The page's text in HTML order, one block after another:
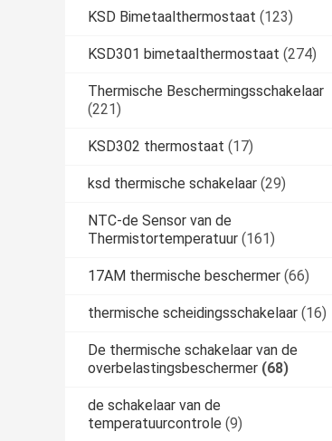
KSD Bimetaalthermostaat (123)
KSD301 bimetaalthermostaat (274)
Thermische Beschermingsschakelaar
(221)
KSD302 thermostaat (17)
ksd thermische schakelaar (29)
NTC-de Sensor van de
Thermistortemperatuur (161)
17AM thermische beschermer (66)
thermische scheidingsschakelaar (16)
De thermische schakelaar van de
overbelastingsbeschermer (68)
de schakelaar van de
temperatuurcontrole (9)